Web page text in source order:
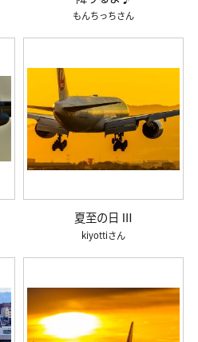
もんちっち
夏至の日 Ⅲ
kiyotti